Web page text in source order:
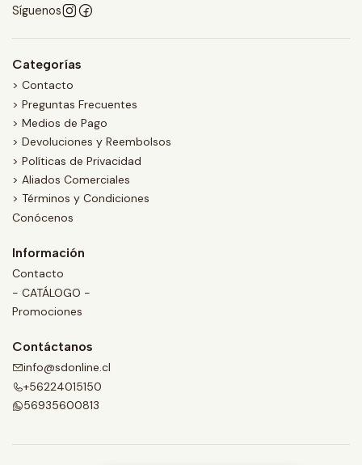
Síguenos
Categorías
> Contacto
> Preguntas Frecuentes
> Medios de Pago
> Devoluciones y Reembolsos
> Políticas de Privacidad
> Aliados Comerciales
> Términos y Condiciones
Conócenos
Información
Contacto
- CATÁLOGO -
Promociones
Contáctanos
info@sdonline.cl
+56224015150
56935600813